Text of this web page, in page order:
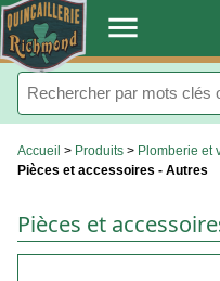
. menu
Accueil > Produits > Plomberie et
Pièces et accessoires - Autres
Pièces et